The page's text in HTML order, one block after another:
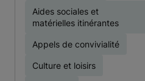
Aides sociales et
matérielles itinérantes
Appels de convivialité
Culture et loisirs